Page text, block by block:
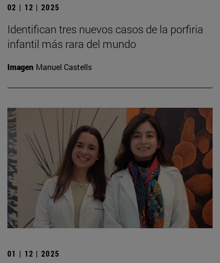
02 | 12 | 2025
Identifican tres nuevos casos de la porfiria
infantil más rara del mundo
Imagen Manuel Castells
01 | 12 | 2025